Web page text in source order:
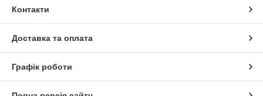
Контакти
Доставка та оплата
Графік роботи